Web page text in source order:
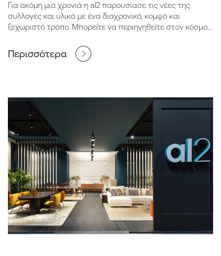
Για ακόμη μια χρονιά η al2 παρουσίασε τις νέες της
συλλογές και υλικά με ένα διαχρονικό, κομψό και
ξεχωριστό τρόπο. Μπορείτε να περιηγηθείτε στον κόσμο
Περισσότερα